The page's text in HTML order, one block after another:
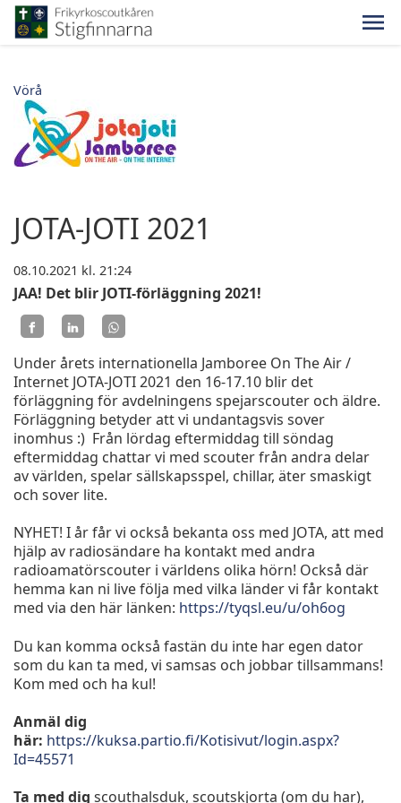
Vörå
JOTA-JOTI 2021
08.10.2021 kl. 21:24
JAA! Det blir JOTI-förläggning 2021!
Under årets internationella Jamboree On The Air /
Internet JOTA-JOTI 2021 den 16-17.10 blir det
förläggning för avdelningens spejarscouter och äldre.
Förläggning betyder att vi undantagsvis sover
inomhus :) Från lördag eftermiddag till söndag
eftermiddag chattar vi med scouter från andra delar
av världen, spelar sällskapsspel, chillar, äter smaskigt
och sover lite.
NYHET! I år får vi också bekanta oss med JOTA, att med
hjälp av radiosändare ha kontakt med andra
radioamatörscouter i världens olika hörn! Också där
hemma kan ni live följa med vilka länder vi får kontakt
med via den här länken: https://tyqsl.eu/u/oh6og
Du kan komma också fastän du inte har egen dator
som du kan ta med, vi samsas och jobbar tillsammans!
Kom med och ha kul!
Anmäl dig
här: https://kuksa.partio.fi/Kotisivut/login.aspx?
Id=45571
Ta med dig scouthalsduk, scoutskjorta (om du har),